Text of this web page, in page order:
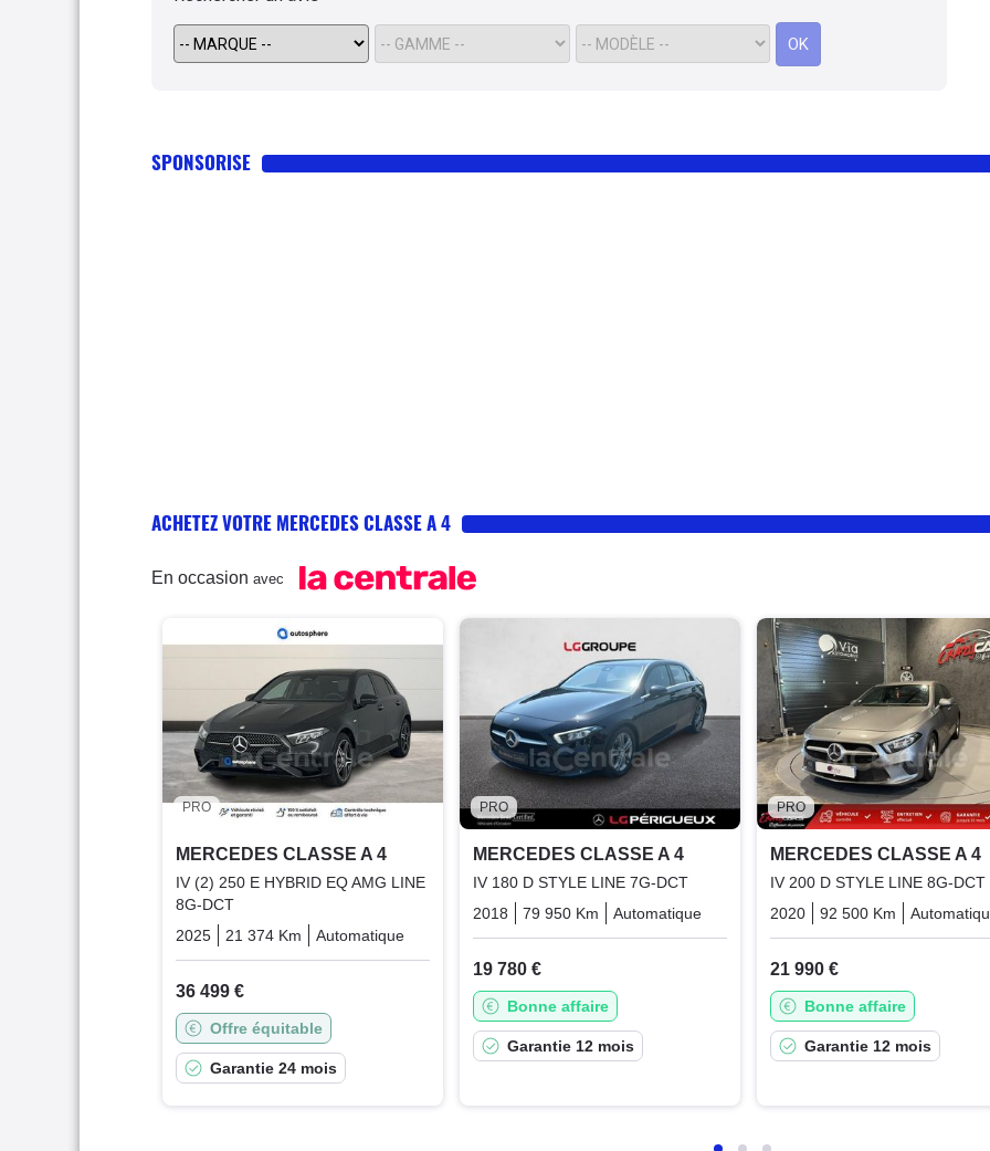
OK
SPONSORISE
ACHETEZ VOTRE MERCEDES CLASSE A 4
En occasion avec
PRO
MERCEDES CLASSE A 4
IV (2) 250 E HYBRID EQ AMG LINE
8G-DCT
2025
21 374 Km Automatique Hybrid_essence_electric
36 499 €
Offre équitable
Garantie 24 mois
PRO
MERCEDES CLASSE A 4
IV 180 D STYLE LINE 7G-DCT
2018
79 950 Km Automatique
19 780 €
Bonne affaire
Garantie 12 mois
PRO
MERCEDES CLASSE A 4
IV 200 D STYLE LINE 8G-DCT
2020
92 500 Km
21 990 €
Bonne affaire
Garantie 12 mois